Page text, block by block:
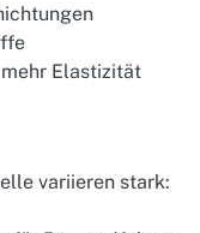
Elastizität
variieren stark: